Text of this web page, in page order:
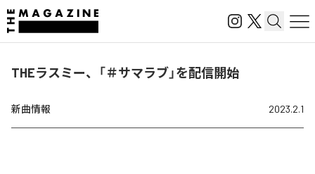
THEラスミー、「＃サマラブ」を配信開始
新曲情報 2023.2.1